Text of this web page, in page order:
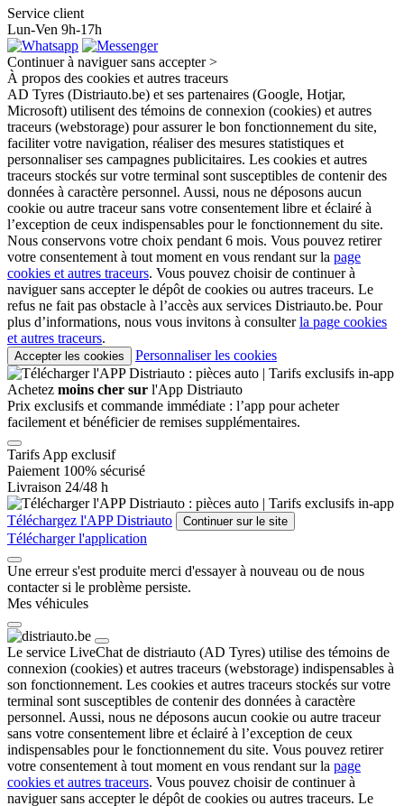
Service client
Lun-Ven 9h-17h
Continuer à naviguer sans accepter >
À propos des cookies et autres traceurs
AD Tyres (Distriauto.be) et ses partenaires (Google, Hotjar,
Microsoft) utilisent des témoins de connexion (cookies) et autres
traceurs (webstorage) pour assurer le bon fonctionnement du site,
faciliter votre navigation, réaliser des mesures statistiques et
personnaliser ses campagnes publicitaires. Les cookies et autres
traceurs stockés sur votre terminal sont susceptibles de contenir des
données à caractère personnel. Aussi, nous ne déposons aucun
cookie ou autre traceur sans votre consentement libre et éclairé à
l’exception de ceux indispensables pour le fonctionnement du site.
Nous conservons votre choix pendant 6 mois. Vous pouvez retirer
votre consentement à tout moment en vous rendant sur la page
cookies et autres traceurs. Vous pouvez choisir de continuer à
naviguer sans accepter le dépôt de cookies ou autres traceurs. Le
refus ne fait pas obstacle à l’accès aux services Distriauto.be. Pour
plus d’informations, nous vous invitons à consulterla page cookies
et autres traceurs.
Accepter les cookies Personnaliser les cookies
Achetez moins cher sur l'App Distriauto
Prix exclusifs et commande immédiate : l’app pour acheter
facilement et bénéficier de remises supplémentaires.
Tarifs App exclusif
Paiement 100% sécurisé
Livraison 24/48 h
Téléchargez l'APP Distriauto Continuer sur le site
Télécharger l'application
Une erreur s'est produite merci d'essayer à nouveau ou de nous
contacter si le problème persiste.
Mes véhicules
Le service LiveChat de distriauto (AD Tyres) utilise des témoins de
connexion (cookies) et autres traceurs (webstorage) indispensables à
son fonctionnement. Les cookies et autres traceurs stockés sur votre
terminal sont susceptibles de contenir des données à caractère
personnel. Aussi, nous ne déposons aucun cookie ou autre traceur
sans votre consentement libre et éclairé à l’exception de ceux
indispensables pour le fonctionnement du site. Vous pouvez retirer
votre consentement à tout moment en vous rendant sur la page
cookies et autres traceurs. Vous pouvez choisir de continuer à
naviguer sans accepterle dépôt de cookies ou autres traceurs. Le